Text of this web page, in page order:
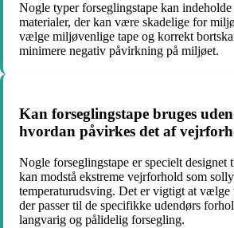
Nogle typer forseglingstape kan
materialer, der kan være skadelige for
vælge miljøvenlige tape og korrekt
minimere negativ påvirkning på miljøet.
Kan forseglingstape bruges
hvordan påvirkes det af
Nogle forseglingstape er specielt designet
kan modstå ekstreme vejrforhold som
temperaturudsving. Det er vigtigt at vælge
der passer til de specifikke udendørs
langvarig og pålidelig forsegling.